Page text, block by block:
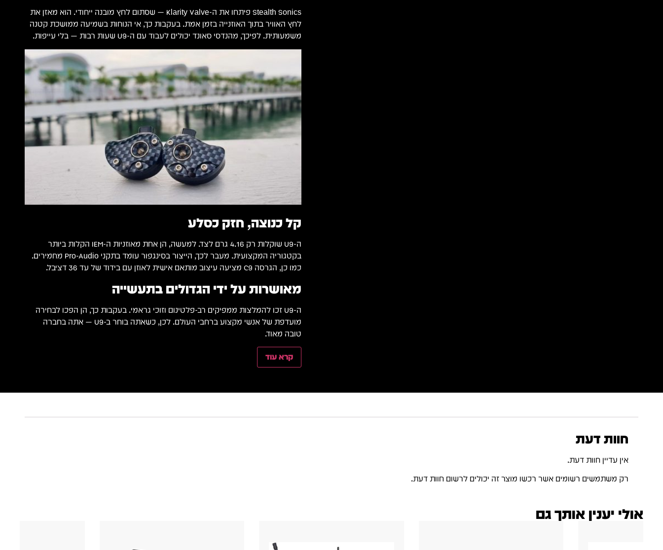
Stealth Sonics פיתחו את ה-Klarity Valve — שסתום לחץ מובנה ייחודי. הוא מאזן את
לחץ האוויר בתוך האוזנייה בזמן אמת. בעקבות כך, אי הנוחות בשמיעה ממושכת קטנה
משמעותית. לפיכך, מהנדסי סאונד יכולים לעבוד עם ה-U9 שעות רבות — בלי עייפות.
קל כנוצה, חזק כסלע
ה-U9 שוקלות רק 4.16 גרם לצד. למעשה, הן אחת מאוזניות ה-IEM הקלות ביותר
בקטגוריה המקצועית. מעבר לכך, הייצור בסינגפור עומד בתקני Pro-Audio מחמירים.
כמו כן, הגרסה C9 מציעה עיצוב מותאם אישית לאוזן עם בידוד של עד 36 דציבל.
מאושרות על ידי הגדולים בתעשייה
ה-U9 זכו להמלצות ממפיקים רב-פלטינום וזוכי גראמי. בעקבות כך, הן הפכו לבחירה
מועדפת של אנשי מקצוע ברחבי העולם. לכן, כשאתה בוחר ב-U9 — אתה בחברה
טובה מאוד.
קרא עוד
חוות דעת
אין עדיין חוות דעת.
רק משתמשים רשומים אשר רכשו מוצר זה יכולים לרשום חוות דעת.
אולי יענין אותך גם